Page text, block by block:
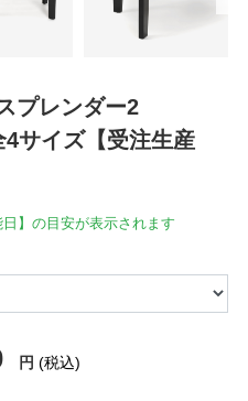
プレンダー2
サイズ【受注生産
】の目安が表示されます
円 (税込)